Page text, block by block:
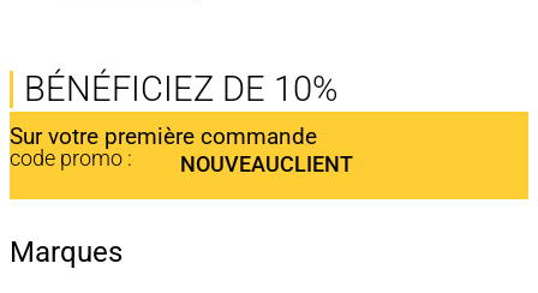
BÉNÉFICIEZ DE 10%
Sur votre première commande
code promo : NOUVEAUCLIENT
Marques